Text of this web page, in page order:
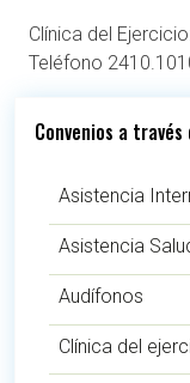
Clínica del
Teléfono
Convenios a
Asistencia
Asistencia
Audífonos
Clínica del